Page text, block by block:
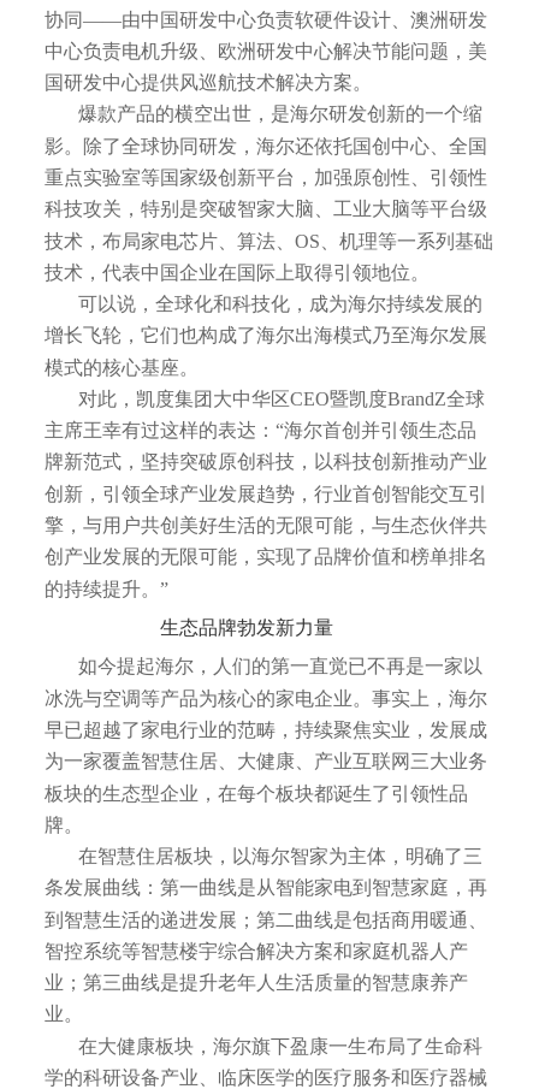
协同——由中国研发中心负责软硬件设计、澳洲研发
中心负责电机升级、欧洲研发中心解决节能问题，美
国研发中心提供风巡航技术解决方案。
爆款产品的横空出世，是海尔研发创新的一个缩
影。除了全球协同研发，海尔还依托国创中心、全国
重点实验室等国家级创新平台，加强原创性、引领性
科技攻关，特别是突破智家大脑、工业大脑等平台级
技术，布局家电芯片、算法、OS、机理等一系列基础
技术，代表中国企业在国际上取得引领地位。
可以说，全球化和科技化，成为海尔持续发展的
增长飞轮，它们也构成了海尔出海模式乃至海尔发展
模式的核心基座。
对此，凯度集团大中华区CEO暨凯度BrandZ全球
主席王幸有过这样的表达：“海尔首创并引领生态品
牌新范式，坚持突破原创科技，以科技创新推动产业
创新，引领全球产业发展趋势，行业首创智能交互引
擎，与用户共创美好生活的无限可能，与生态伙伴共
创产业发展的无限可能，实现了品牌价值和榜单排名
的持续提升。”
生态品牌勃发新力量
如今提起海尔，人们的第一直觉已不再是一家以
冰洗与空调等产品为核心的家电企业。事实上，海尔
早已超越了家电行业的范畴，持续聚焦实业，发展成
为一家覆盖智慧住居、大健康、产业互联网三大业务
板块的生态型企业，在每个板块都诞生了引领性品
牌。
在智慧住居板块，以海尔智家为主体，明确了三
条发展曲线：第一曲线是从智能家电到智慧家庭，再
到智慧生活的递进发展；第二曲线是包括商用暖通、
智控系统等智慧楼宇综合解决方案和家庭机器人产
业；第三曲线是提升老年人生活质量的智慧康养产
业。
在大健康板块，海尔旗下盈康一生布局了生命科
学的科研设备产业、临床医学的医疗服务和医疗器械